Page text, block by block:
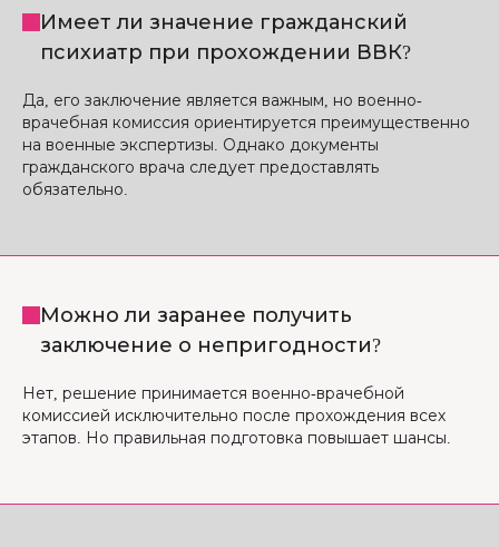
Имеет ли значение гражданский
психиатр при прохождении ВВК?
Да, его заключение является важным, но военно-
врачебная комиссия ориентируется преимущественно
на военные экспертизы. Однако документы
гражданского врача следует предоставлять
обязательно.
Можно ли заранее получить
заключение о непригодности?
Нет, решение принимается военно-врачебной
комиссией исключительно после прохождения всех
этапов. Но правильная подготовка повышает шансы.